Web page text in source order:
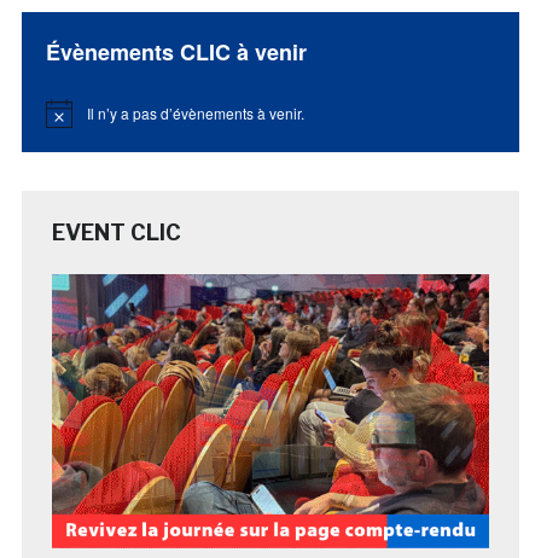
Évènements CLIC à venir
Notice Il n’y a pas d’évènements à venir.
EVENT CLIC